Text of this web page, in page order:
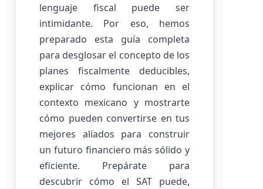
lenguaje fiscal puede ser
intimidante. Por eso, hemos
preparado esta guía completa
para desglosar el concepto de los
planes fiscalmente deducibles,
explicar cómo funcionan en el
contexto mexicano y mostrarte
cómo pueden convertirse en tus
mejores aliados para construir
un futuro financiero más sólido y
eficiente. Prepárate para
descubrir cómo el SAT puede,